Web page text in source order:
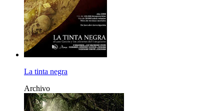
La tinta negra
Archivo